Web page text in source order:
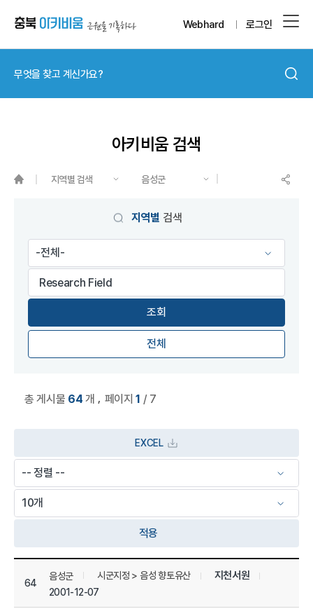
Webhard 로그인
아키비움 검색
지역별 검색 음성군
지역별 검색
전체
총 게시물 64 개 페이지1 / 7
EXCEL
적용
상세정보 관리 목록
64
음성군 시군지정 > 음성 향토유산 지천서원
2001-12-07